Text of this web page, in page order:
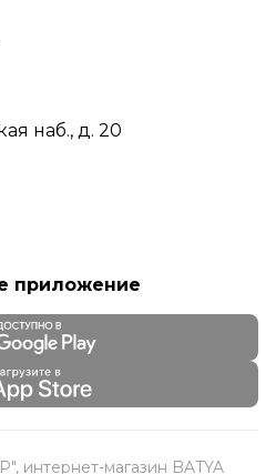
наб., д. 20
приложение
магазин BATYA